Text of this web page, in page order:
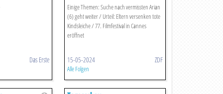
Das Erste
2024
Einige Themen: Suche nach vermissten Arian
(6) geht weiter / Urteil: Eltern versenken tote
Kindsleiche / 77. Filmfestival in Cannes
eröffnet
15-05-2024 ZDF
Alle Folgen